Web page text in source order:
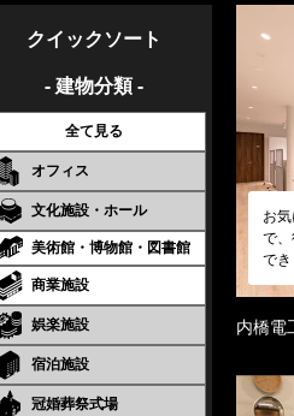
クイックソート
- 建物分類 -
全て見る
オフィス
文化施設・ホール
美術館・博物館・図書館
商業施設
娯楽施設
宿泊施設
冠婚葬祭式場
お
で
で
内橋電